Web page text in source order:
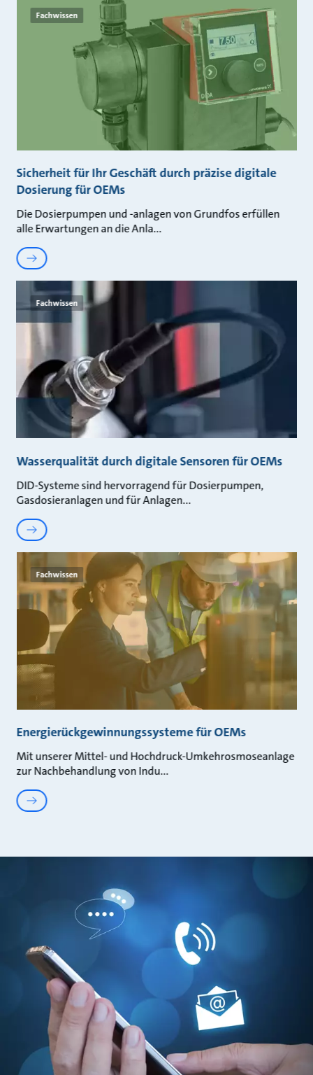
Fachwissen
Sicherheit für Ihr Geschäft durch präzise digitale
Dosierung für OEMs
Die Dosierpumpen und -anlagen von Grundfos erfüllen
alle Erwartungen an die Anla
Fachwissen
Wasserqualität durch digitale Sensoren für OEMs
DID-Systeme sind hervorragend für Dosierpumpen,
Gasdosieranlagen und für Anlagen
Fachwissen
Energierückgewinnungssysteme für OEMs
Mit unserer Mittel- und Hochdruck-Umkehrosmoseanlage
zur Nachbehandlung von Indu